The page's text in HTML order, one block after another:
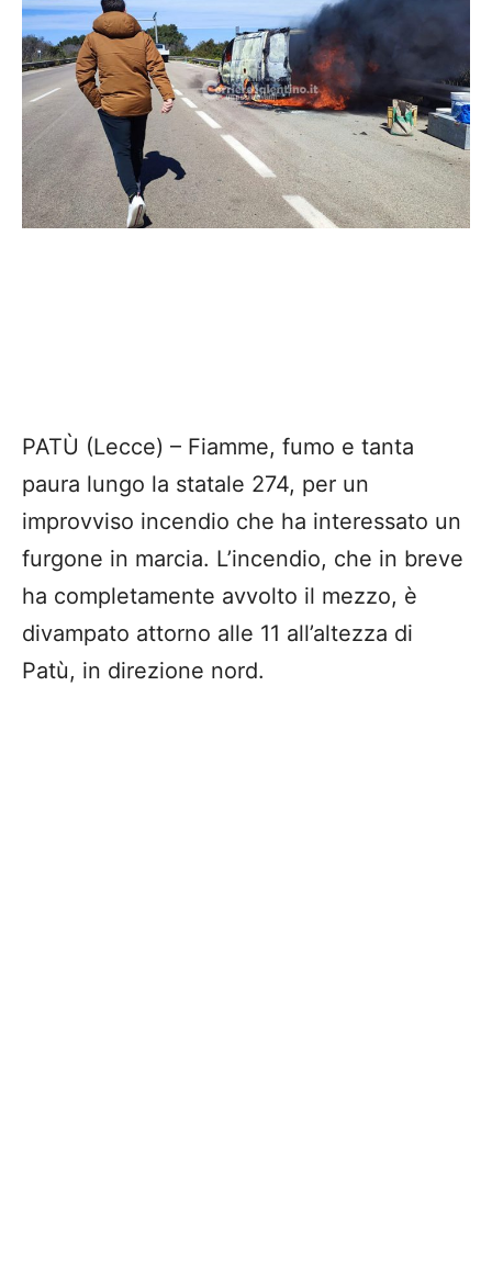
PATÙ (Lecce) – Fiamme, fumo e tanta
paura lungo la statale 274, per un
improvviso incendio che ha interessato un
furgone in marcia. L’incendio, che in breve
ha completamente avvolto il mezzo, è
divampato attorno alle 11 all’altezza di
Patù, in direzione nord.